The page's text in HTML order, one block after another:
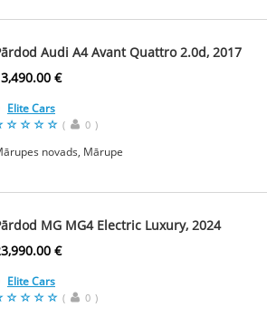
Audi A4 Avant Quattro 2.0d, 2017
€
Elite Cars
( 0 )
novads, Mārupe
MG MG4 Electric Luxury, 2024
€
Elite Cars
( 0 )